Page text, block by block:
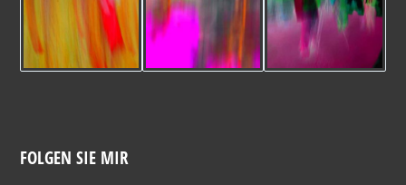
FOLGEN SIE MIR